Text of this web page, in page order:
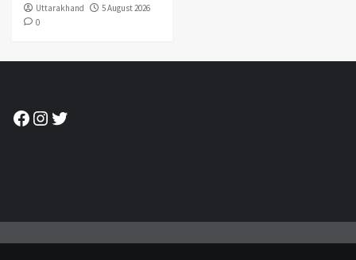
Uttarakhand
5 August 2026
0
Facebook
Instagram
Twitter